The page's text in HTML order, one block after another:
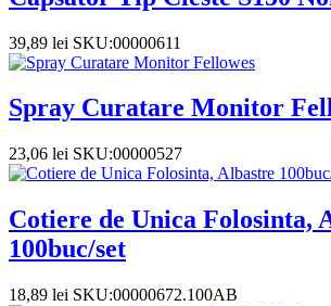
39,89 lei SKU:00000611
Spray Curatare Monitor
23,06 lei SKU:00000527
Cotiere de Unica Folosinta,
100buc/set
18,89 lei SKU:00000672.100AB